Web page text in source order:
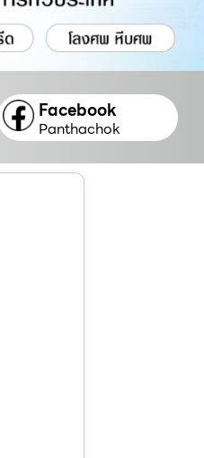
Facebook
Panthachok